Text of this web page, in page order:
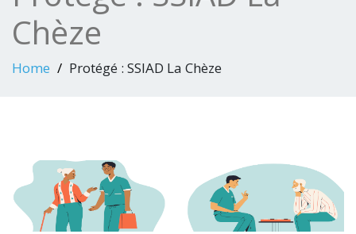
Chèze
Home Protégé : SSIAD La Chèze